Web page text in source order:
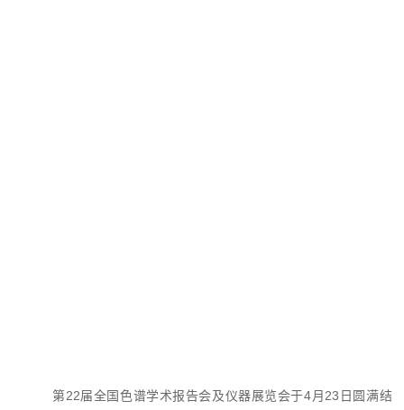
第22届全国色谱学术报告会及仪器展览会于4月23日圆满结